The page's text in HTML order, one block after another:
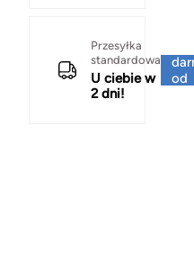
Przesyłka
standardowa
U ciebie w
2 dni!
od